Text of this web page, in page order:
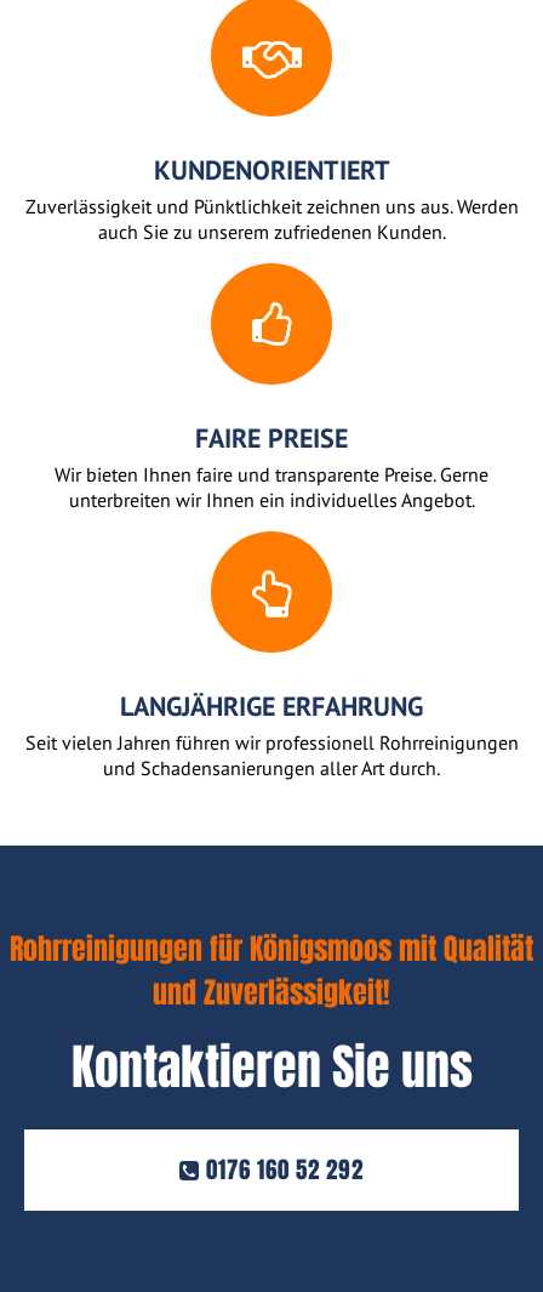
KUNDENORIENTIERT
Zuverlässigkeit und Pünktlichkeit zeichnen uns aus. Werden
auch Sie zu unserem zufriedenen Kunden.
FAIRE PREISE
Wir bieten Ihnen faire und transparente Preise. Gerne
unterbreiten wir Ihnen ein individuelles Angebot.
LANGJÄHRIGE ERFAHRUNG
Seit vielen Jahren führen wir professionell Rohrreinigungen
und Schadensanierungen aller Art durch.
Rohrreinigungen für Königsmoos mit Qualität
und Zuverlässigkeit!
Kontaktieren Sie uns
0176 160 52 292